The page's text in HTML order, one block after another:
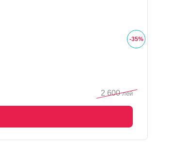
-35%
2 600 лей